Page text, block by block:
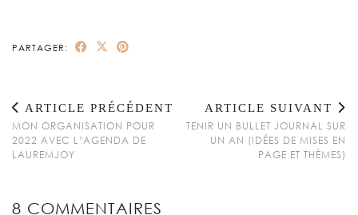
PARTAGER:
ARTICLE PRÉCÉDENT
MON ORGANISATION POUR
2022 AVEC L’AGENDA DE
LAUREMJOY
ARTICLE SUIVANT
TENIR UN BULLET JOURNAL SUR
UN AN (IDÉES DE MISES EN
PAGE ET THÈMES)
8 COMMENTAIRES